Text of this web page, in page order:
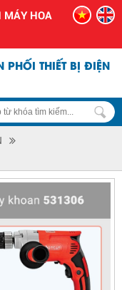
MÁY HOA
PHỐI THIẾT BỊ ĐIỆN